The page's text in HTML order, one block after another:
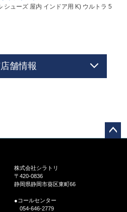
シューズ 屋内 インドア用 K) ウルトラ 5
舗情報
株式会社シラトリ
〒420-0836
静岡県静岡市葵区東町66
●コールセンター
054-646-2779